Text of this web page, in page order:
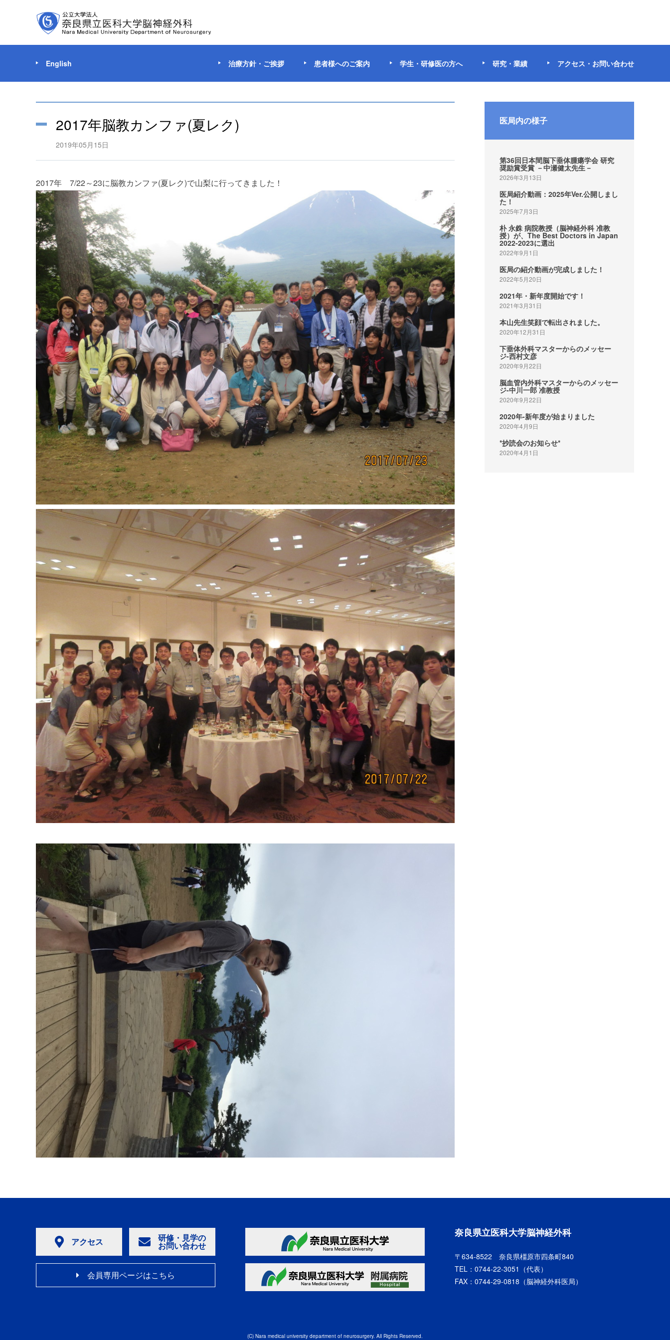
治療方針・ご挨拶 患者様へのご案内 学生・研修医の方へ 研究・業績 アクセス・お問い合わせ
English
2017年脳教カンファ(夏レク)
2019年05月15日
2017年 7/22～23に脳教カンファ(夏レク)で山梨に行ってきました！
医局内の様子
第36回日本間脳下垂体腫瘍学会 研究
奨励賞受賞 －中瀬健太先生－
2026年3月13日
医局紹介動画：2025年Ver.公開しまし
た！
2025年7月3日
朴 永銖 病院教授（脳神経外科 准教
授）が、The Best Doctors in Japan
2022-2023に選出
2022年9月1日
医局の紹介動画が完成しました！
2022年5月20日
2021年・新年度開始です！
2021年3月31日
本山先生笑顔で転出されました。
2020年12月31日
下垂体外科マスターからのメッセー
ジ-西村文彦
2020年9月22日
脳血管内外科マスターからのメッセー
ジ-中川一郎 准教授
2020年9月22日
2020年-新年度が始まりました
2020年4月9日
*抄読会のお知らせ*
2020年4月1日
アクセス 研修・見学の
お問い合わせ
会員専用ページはこちら
奈良県立医科大学脳神経外科
〒634-8522 奈良県橿原市四条町840
TEL： 0744-22-3051 （代表）
FAX：0744-29-0818（脳神経外科医局）
(C) Nara medical university department of neurosurgery. All Rights Reserved.